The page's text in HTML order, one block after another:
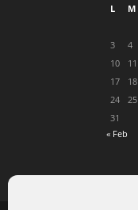
L
M
3
4
10
11
17
18
24
25
31
« Feb